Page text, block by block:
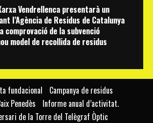
Vendrellenca presentarà un
l’Agència de Residus de Catalunya
comprovació de la subvenció
model de recollida de residus
fundacional
Campanya de residus
Penedès
Informe anual d’activitat.
de la Torre del Telègraf Òptic